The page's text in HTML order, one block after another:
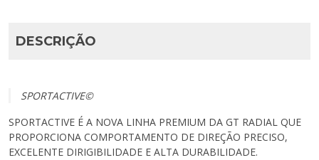
DESCRIÇÃO
SPORTACTIVE©
SPORTACTIVE É A NOVA LINHA PREMIUM DA GT RADIAL QUE
PROPORCIONA COMPORTAMENTO DE DIREÇÃO PRECISO,
EXCELENTE DIRIGIBILIDADE E ALTA DURABILIDADE.